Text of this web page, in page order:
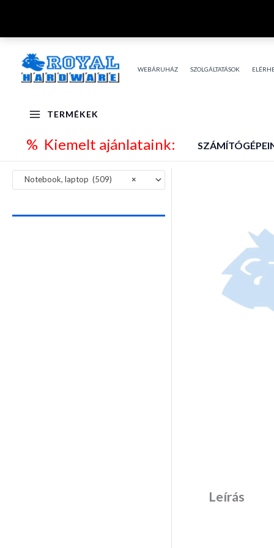
WEBÁRUHÁZ SZOLGÁLTATÁSOK
TERMÉKEK
% Kiemelt ajánlataink:
×
Notebook, laptop (509)
Leírás